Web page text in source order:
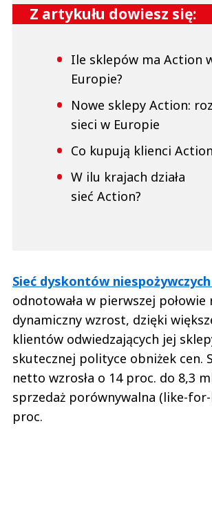
Z artykułu dowiesz się:
Ile sklepów ma Action
Europie?
Nowe sklepy Action:
sieci w Europie
Co kupują klienci
W ilu krajach działa
sieć Action?
Sieć dyskontów
odnotowała w pierwszej połowie
dynamiczny wzrost, dzięki
klientów odwiedzających jej
skutecznej polityce obniżek cen.
netto wzrosła o 14 proc. do 8,3
sprzedaż porównywalna (like-
proc.